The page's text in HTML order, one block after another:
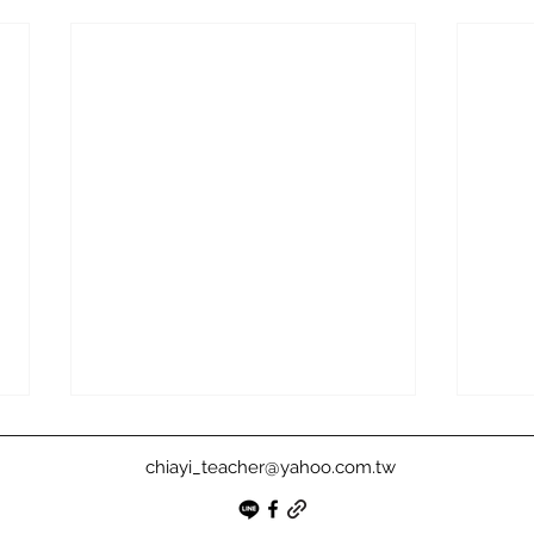
chiayi_teacher@yahoo.com.tw